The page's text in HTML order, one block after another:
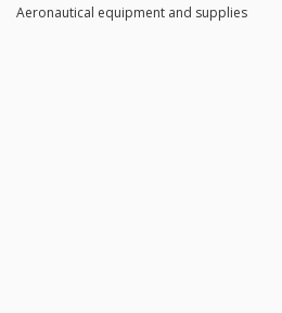
Aeronautical equipment and supplies